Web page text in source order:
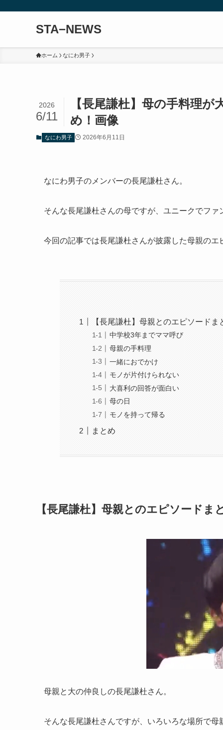
STA−NEWS
ホーム なにわ男子
【長尾謙杜】母の手料理
め！画像
2026
6/11
なにわ男子 2026年6月11日
なにわ男子のメンバーの長尾謙杜さん。
そんな長尾謙杜さんの母ですが、ユニークでファ
今回の記事では長尾謙杜さんが披露した母親の
【長尾謙杜】母親とのエピソードま
中学校3年までママ呼び
母親の手料理
一緒におでかけ
モノが片付けられない
大喜利の回答が面白い
母の日
モノを持って帰る
まとめ
【長尾謙杜】母親とのエピソードま
母親と大の仲良しの長尾謙杜さん。
そんな長尾謙杜さんですが、いろいろな場所で